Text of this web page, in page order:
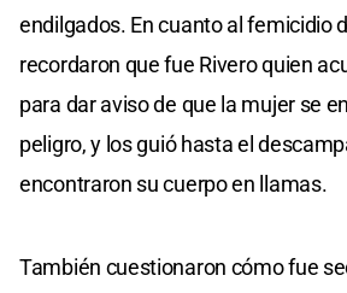
endilgados. En cuanto al femicidio
recordaron que fue Rivero quien
para dar aviso de que la mujer se
peligro, y los guió hasta el
encontraron su cuerpo en llamas.
También cuestionaron cómo fue